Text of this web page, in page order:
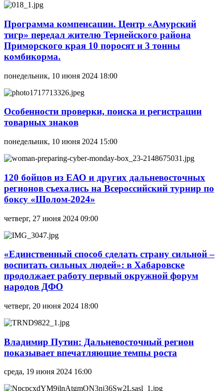
Программа компенсации. Центр «Амурский
тигр» передал жителю Тернейского района
Приморского края 10 поросят и 3 тонны
комбикорма.
понедельник, 10 июня 2024 18:00
Особенности проверки, поиска и регистрации
товарных знаков
понедельник, 10 июня 2024 15:00
120 бойцов из ЕАО и других дальневосточных
регионов съехались на Всероссийский турнир по
боксу «Шолом-2024»
четверг, 27 июня 2024 09:00
«Единственный способ сделать страну сильной –
воспитать сильных людей»: в Хабаровске
продолжает работу первый окружной форум
народов ДФО
четверг, 20 июня 2024 18:00
Владимир Путин: Дальневосточный регион
показывает впечатляющие темпы роста
среда, 19 июня 2024 16:00